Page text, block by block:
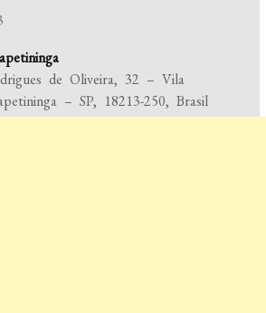
de Oliveira, 32 – Vila
– SP, 18213-250, Brasil